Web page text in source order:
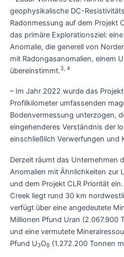
geophysikalische DC-
Radonmessung auf dem Projekt
das primäre Explorationsziel:
Anomalie, die generell von
mit Radongasanomalien, einem
übereinstimmt.3, 4
– Im Jahr 2022 wurde das
Profilkilometer umfassenden
Bodenvermessung unterzogen,
eingehenderes Verständnis der
einschließlich Verwerfungen und
Derzeit räumt das Unternehmen
Anomalien mit Ähnlichkeiten zur
und dem Projekt CLR Priorität
Creek liegt rund 30 km
verfügt über eine angedeutete
Millionen Pfund Uran (2.067.900
und eine vermutete
Pfund U3O8 (1.272.200 Tonnen